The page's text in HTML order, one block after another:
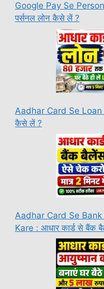
Google Pay Se
पर्सनल लोन कैसे लें ?
Aadhar Card Se Loan
कैसे लें ?
Aadhar Card Se
Kare : आधार कार्ड से